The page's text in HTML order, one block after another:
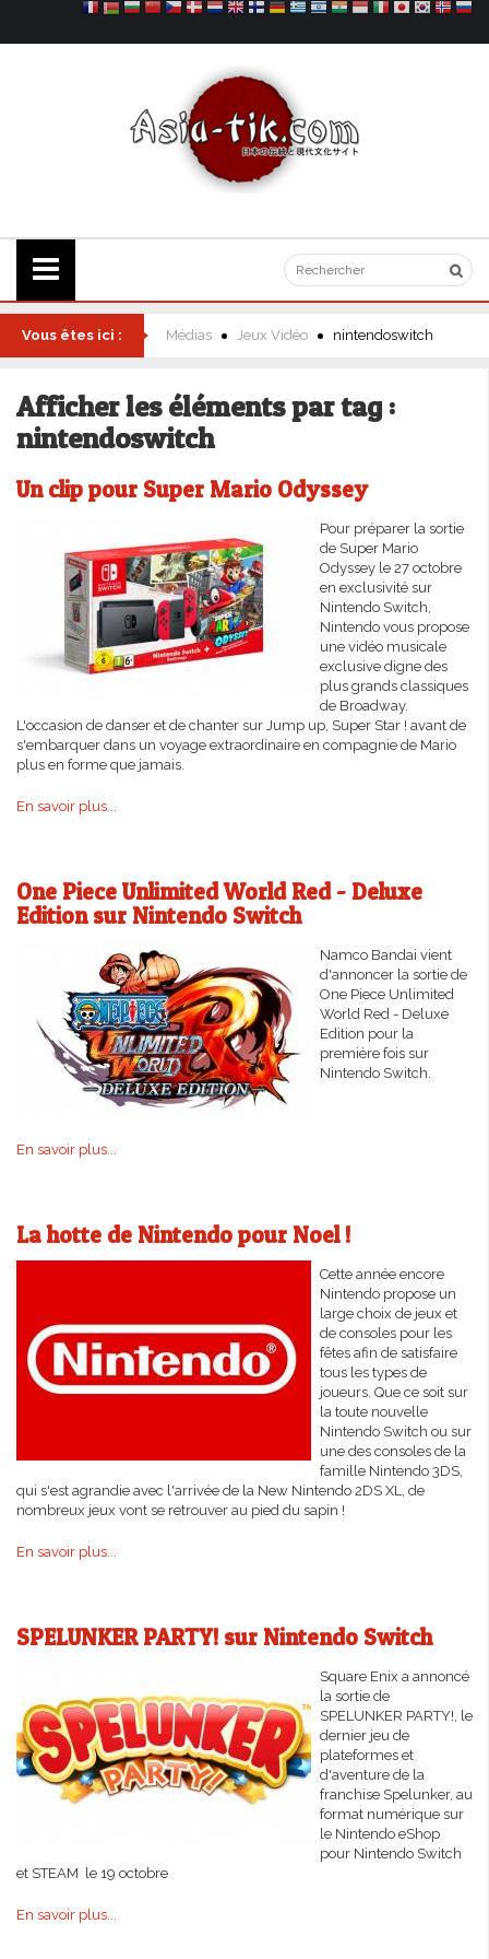
Vous êtes ici : Médias Jeux Vidéo nintendoswitch
Afficher les éléments par tag :
nintendoswitch
Un clip pour Super Mario Odyssey
Pour préparer la sortie
de Super Mario
Odyssey le 27 octobre
en exclusivité sur
Nintendo Switch,
Nintendo vous propose
une vidéo musicale
exclusive digne des
plus grands classiques
de Broadway.
L'occasion de danser et de chanter sur Jump up, Super Star ! avant de
s'embarquer dans un voyage extraordinaire en compagnie de Mario
plus en forme que jamais.
En savoir plus...
One Piece Unlimited World Red - Deluxe
Edition sur Nintendo Switch
Namco Bandai vient
d'annoncer la sortie de
One Piece Unlimited
World Red - Deluxe
Edition pour la
première fois sur
Nintendo Switch.
En savoir plus...
La hotte de Nintendo pour Noel !
Cette année encore
Nintendo propose un
large choix de jeux et
de consoles pour les
fêtes afin de satisfaire
tous les types de
joueurs. Que ce soit sur
la toute nouvelle
Nintendo Switch ou sur
une des consoles de la
famille Nintendo 3DS,
qui s'est agrandie avec l'arrivée de la New Nintendo 2DS XL, de
nombreux jeux vont se retrouver au pied du sapin !
En savoir plus...
SPELUNKER PARTY! sur Nintendo Switch
Square Enix a annoncé
la sortie de
SPELUNKER PARTY!, le
dernier jeu de
plateformes et
d'aventure de la
franchise Spelunker, au
format numérique sur
le Nintendo eShop
pour Nintendo Switch
et STEAM le 19 octobre
En savoir plus...